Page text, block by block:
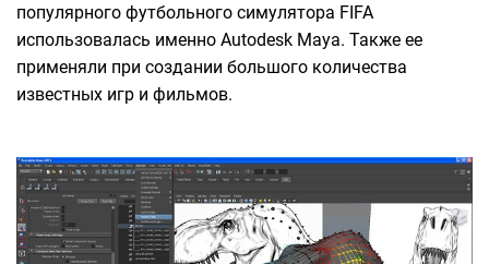
популярного футбольного симулятора FIFA
использовалась именно Autodesk Maya. Также ее
применяли при создании большого количества
известных игр и фильмов.